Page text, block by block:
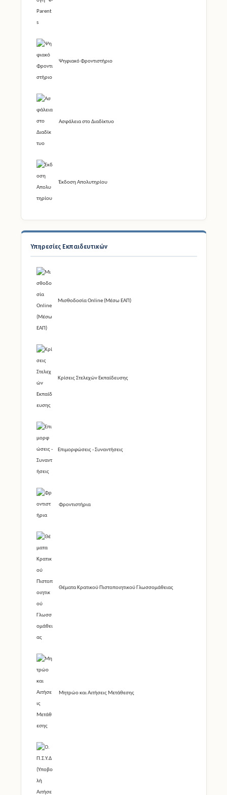
Ψηφιακό Φροντιστήριο
Ασφάλεια στο Διαδίκτυο
Έκδοση Απολυτηρίου
Υπηρεσίες Εκπαιδευτικών
Μισθοδοσία Online (Μέσω ΕΑΠ)
Κρίσεις Στελεχών Εκπαίδευσης
Επιμορφώσεις - Συναντήσεις
Φροντιστήρια
Θέματα Κρατικού Πιστοποιητικού Γλωσσομάθειας
Μητρώο και Αιτήσεις Μετάθεσης